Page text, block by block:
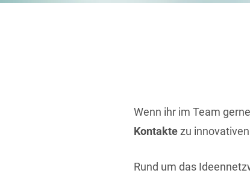
Wenn ihr im Team
Kontaktezu
Rund um das